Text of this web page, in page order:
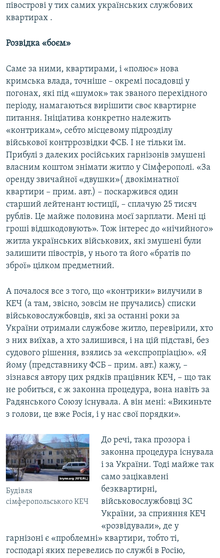
півострові у тих самих українських службових
квартирах .
Розвідка «боєм»
Саме за ними, квартирами, і «полює» нова
кримська влада, точніше – окремі посадовці у
погонах, які під «шумок» так званого перехідного
періоду, намагаються вирішити своє квартирне
питання. Ініціатива конкретно належить
«контрикам», себто місцевому підрозділу
військової контррозвідки ФСБ. І не тільки їм.
Прибулі з далеких російських гарнізонів змушені
власним коштом знімати житло у Сімферополі. «За
оренду звичайної «двушки»( двокімнатної
квартири – прим. авт.) – поскаржився один
старший лейтенант юстиції, – сплачую 25 тисяч
рублів. Це майже половина моєї зарплати. Мені ці
гроші відшкодовують». Тож інтерес до «нічийного»
житла українських військових, які змушені були
залишити півострів, у нього та його «братів по
зброї» цілком предметний.
А почалося все з того, що «контрики» вилучили в
КЕЧ (а там, звісно, зовсім не пручались) списки
військовослужбовців, які за останні роки за
України отримали службове житло, перевірили, хто
з них виїхав, а хто залишився, і на цій підставі, без
судового рішення, взялись за «експропріацію». «Я
йому (представнику ФСБ – прим. авт.) кажу, –
зізнався автору цих рядків працівник КЕЧ, – що так
не робиться, є ж законна процедура, вона навіть за
Радянського Союзу існувала. А він мені: «Викиньте
з голови, це вже Росія, і у нас свої порядки».
Будівля
сімферопольського КЕЧ
До речі, така прозора і
законна процедура існувала
і за України. Тоді майже так
само зацікавлені
безквартирні,
військовослужбовці ЗС
України, за сприяння КЕЧ
«розвідували», де у
гарнізоні є «проблемні» квартири, тобто ті,
господарі яких перевелись по службі в Росію,